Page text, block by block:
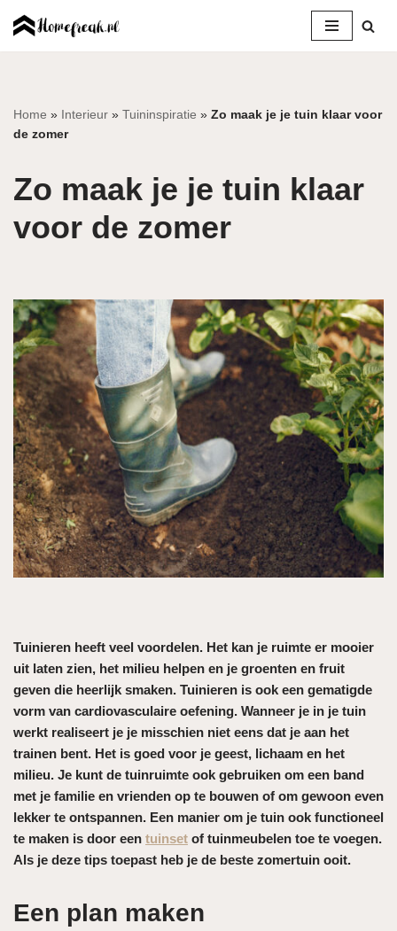
inhoud
Home » Interieur » Tuininspiratie » Zo maak je je tuin klaar voor
de zomer
Zo maak je je tuin klaar
voor de zomer
Tuinieren heeft veel voordelen. Het kan je ruimte er mooier
uit laten zien, het milieu helpen en je groenten en fruit
geven die heerlijk smaken. Tuinieren is ook een gematigde
vorm van cardiovasculaire oefening. Wanneer je in je tuin
werkt realiseert je je misschien niet eens dat je aan het
trainen bent. Het is goed voor je geest, lichaam en het
milieu. Je kunt de tuinruimte ook gebruiken om een ​​band
met je familie en vrienden op te bouwen of om gewoon even
lekker te ontspannen. Een manier om je tuin ook functioneel
te maken is door een tuinset of tuinmeubelen toe te voegen.
Als je deze tips toepast heb je de beste zomertuin ooit.
Een plan maken